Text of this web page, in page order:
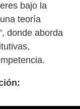
bajo la
teoría
donde aborda